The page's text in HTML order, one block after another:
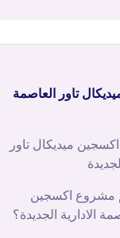
تاور العاصمة
ميديكال تاور
مشروع اكسجين
الادارية الجديدة؟